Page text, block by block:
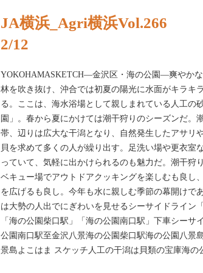
JA横浜_Agri横浜Vol.266
2/12
YOKOHAMASKETCH―金沢区・海の公園―爽やか
林を吹き抜け、沖合では初夏の陽光に水面がキラキ
る。ここは、海水浴場として親しまれている人工の
園」。春から夏にかけては潮干狩りのシーズンだ。
帯、辺りは広大な干潟となり、自然発生したアサリ
貝を求めて多くの人が繰り出す。足洗い場や更衣室
っていて、気軽に出かけられるのも魅力だ。潮干狩
ベキュー場でアウトドアクッキングを楽しむも良し
を広げるも良し。今年も水に親しむ季節の幕開けで
は大勢の人出でにぎわいを見せるシーサイドライン
「海の公園柴口駅」「海の公園南口駅」下車シーサ
公園南口駅至金沢八景海の公園柴口駅海の公園八景
景島よこはま スケッチ人工の干潟は貝類の宝庫海の